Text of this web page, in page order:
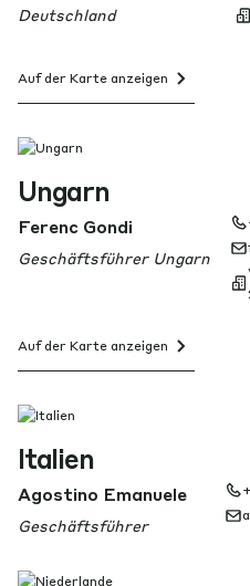
Deutschland
Auf der Karte anzeigen
Ungarn
Ferenc Gondi
Geschäftsführer Ungarn
Auf der Karte anzeigen
Italien
Agostino Emanuele
Geschäftsführer